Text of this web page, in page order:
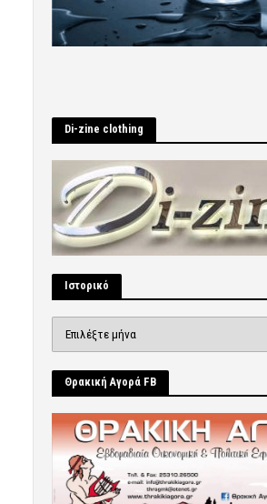
Di-zine clothing
Ιστορικό
Θρακική Αγορά FB